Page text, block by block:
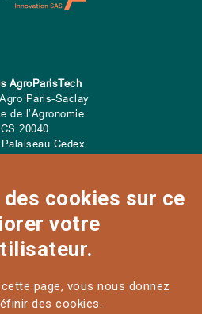
AgroParisTech
Paris-Saclay
de l’Agronomie
CS 20040
Cedex
cookies sur ce
votre
page, vous nous donnez
des cookies.